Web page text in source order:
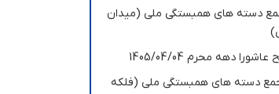
دسته های همبستگی ملی (میدان
دهه محرم 1405/04/04
دسته های همبستگی ملی (فلکه